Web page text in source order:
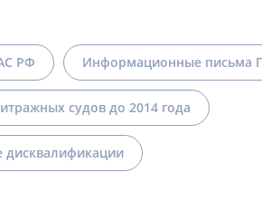
РФ Информационные письма
судов до 2014 года